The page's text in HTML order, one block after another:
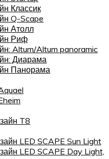
Классик
Q-Scape
Атолл
Риф
Altum/Altum panoramic
Диарама
Панорама
T8
LED SCAPE Sun Light
LED SCAPE Day Light,